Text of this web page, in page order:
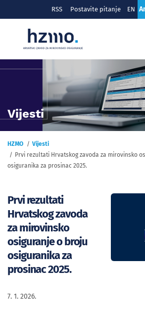
RSS Postavite pitanje EN
Vijesti
HZMO
Vijesti
Prvi rezultati Hrvatskog zavoda za mirovinsko
osiguranika za prosinac 2025.
Prvi rezultati
Hrvatskog zavoda
za mirovinsko
osiguranje o broju
osiguranika za
prosinac 2025.
7. 1. 2026.